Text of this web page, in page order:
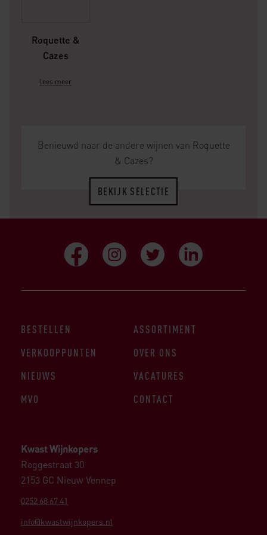
Roquette &
Cazes
lees meer
Benieuwd naar de andere wijnen van Roquette
& Cazes?
BEKIJK SELECTIE
Kwast Wijnkopers
Roggestraat 30
2153 GC Nieuw Vennep
0252 68 67 41
info@kwastwijnkopers.nl
BESTELLEN
ASSORTIMENT
VERKOOPPUNTEN
OVER ONS
NIEUWS
VACATURES
MVO
CONTACT